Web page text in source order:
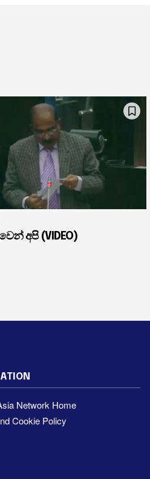
අපි (VIDEO)
Network Home
Cookie Policy